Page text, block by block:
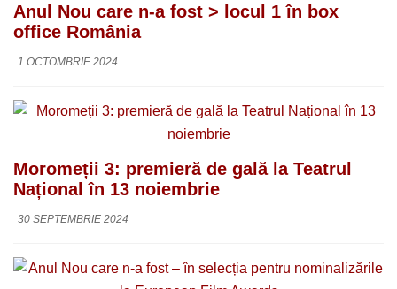
Anul Nou care n-a fost > locul 1 în box
office România
1 OCTOMBRIE 2024
Moromeții 3: premieră de gală la Teatrul
Național în 13 noiembrie
30 SEPTEMBRIE 2024